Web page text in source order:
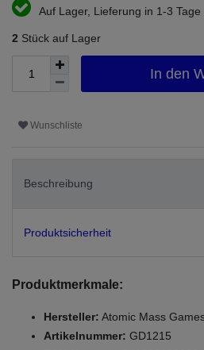
Auf Lager, Lieferung in 1-3
2 Stück auf Lager
In den
Wunschliste
Beschreibung
Produktsicherheit
Produktmerkmale:
Hersteller: Atomic Mass
Artikelnummer: GD1215